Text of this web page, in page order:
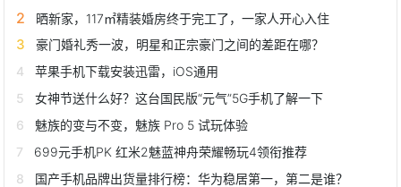
晒新家，117㎡精装婚房终于完工了，一家人开心入住
豪门婚礼秀一波，明星和正宗豪门之间的差距在哪？
苹果手机下载安装迅雷，iOS通用
女神节送什么好？这台国民版“元气”5G手机了解一下
魅族的变与不变，魅族 Pro 5 试玩体验
699元手机PK 红米2魅蓝神舟荣耀畅玩4领衔推荐
国产手机品牌出货量排行榜：华为稳居第一，第二是谁？